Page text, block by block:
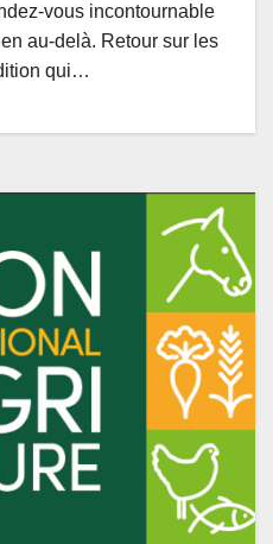
vous incontournable
au-delà. Retour sur les
qui…